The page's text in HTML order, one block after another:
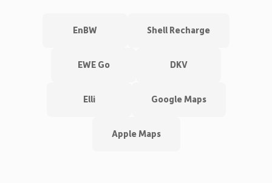
EnBW Shell Recharge
EWE Go DKV
Elli Google Maps
Apple Maps